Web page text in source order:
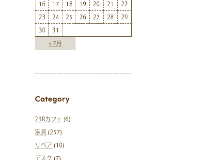
« 7月
16 17 18 19 20 21 22
23 24 25 26 27 28 29
30 31
Category
23Rカフェ (6)
家具 (257)
リペア (10)
デスク (7)